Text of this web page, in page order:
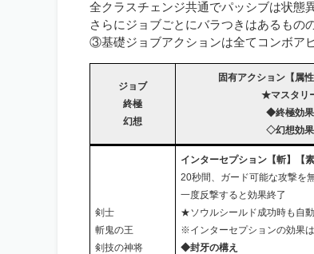
全クラスチェンジ共通でパッシブは状態
さらにジョブごとにバラつきはあるもの
③基礎ジョブアクションは全てコンボア
ジョブ
終極
幻想
固有アクション【属性
★マスタリ
◆終極効果
◇幻想効果
剣士
斬鬼の王
剣技の神将
インターセプション【斬】【素
20秒間、ガード可能な攻撃を
一度反撃すると効果終了
★ソウルシールド成功時も自
※インターセプションの効果
◆封牙の構え